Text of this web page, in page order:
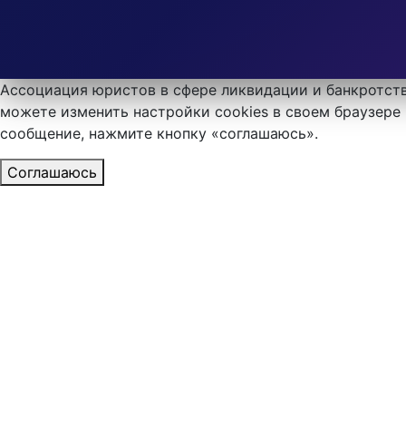
Ассоциация юристов в сфере ликвидации и
можете изменить настройки cookies в своем
сообщение, нажмите кнопку «соглашаюсь».
Соглашаюсь